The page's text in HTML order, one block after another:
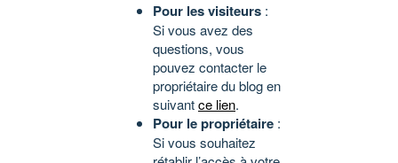
Pour les visiteurs :
Si vous avez des
questions, vous
pouvez contacter le
propriétaire du blog en
suivantce lien.
Pour le propriétaire :
Si vous souhaitez